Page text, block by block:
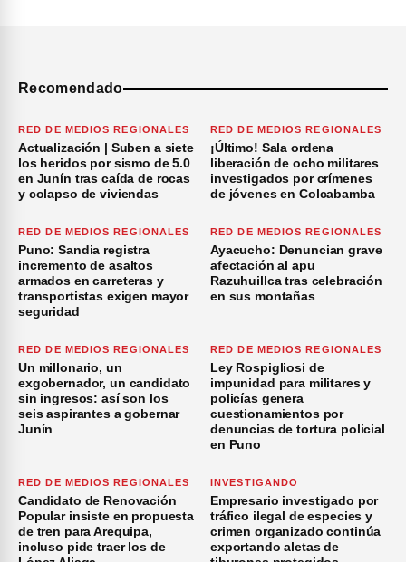
Recomendado
RED DE MEDIOS REGIONALES
Actualización | Suben a siete
los heridos por sismo de 5.0
en Junín tras caída de rocas
y colapso de viviendas
RED DE MEDIOS REGIONALES
¡Último! Sala ordena
liberación de ocho militares
investigados por crímenes
de jóvenes en Colcabamba
RED DE MEDIOS REGIONALES
Puno: Sandia registra
incremento de asaltos
armados en carreteras y
transportistas exigen mayor
seguridad
RED DE MEDIOS REGIONALES
Ayacucho: Denuncian grave
afectación al apu
Razuhuillca tras celebración
en sus montañas
RED DE MEDIOS REGIONALES
Un millonario, un
exgobernador, un candidato
sin ingresos: así son los
seis aspirantes a gobernar
Junín
RED DE MEDIOS REGIONALES
Ley Rospigliosi de
impunidad para militares y
policías genera
cuestionamientos por
denuncias de tortura policial
en Puno
RED DE MEDIOS REGIONALES
Candidato de Renovación
Popular insiste en propuesta
de tren para Arequipa,
incluso pide traer los de
INVESTIGANDO
Empresario investigado por
tráfico ilegal de especies y
crimen organizado continúa
exportando aletas de